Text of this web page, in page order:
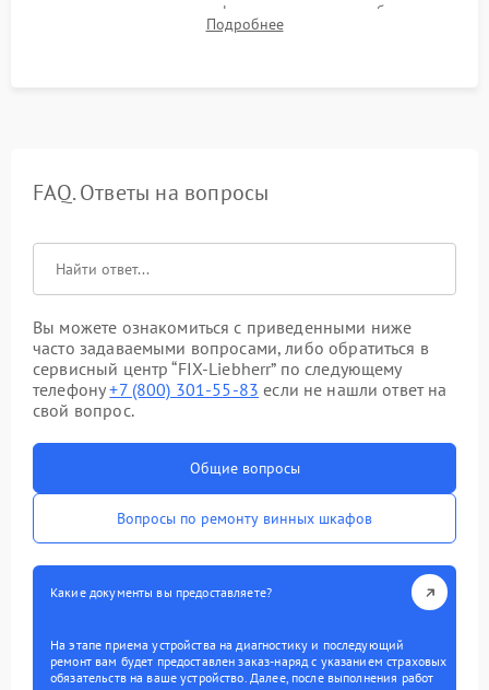
климатических зонах шкафа, оценка уровня стабильности
влажности и полного отсутствия вибраций корпуса.
Подробнее
FAQ. Ответы на вопросы
Вы можете ознакомиться с приведенными ниже
часто задаваемыми вопросами, либо обратиться в
сервисный центр “FIX-Liebherr” по следующему
телефону+7 (800) 301-55-83 если не нашли ответ на
свой вопрос.
Общие вопросы
Вопросы по ремонту винных шкафов
Какие документы вы предоставляете?
На этапе приема устройства на диагностику и последующий
ремонт вам будет предоставлен заказ-наряд с указанием страховых
обязательств на ваше устройство. Далее, после выполнения работ